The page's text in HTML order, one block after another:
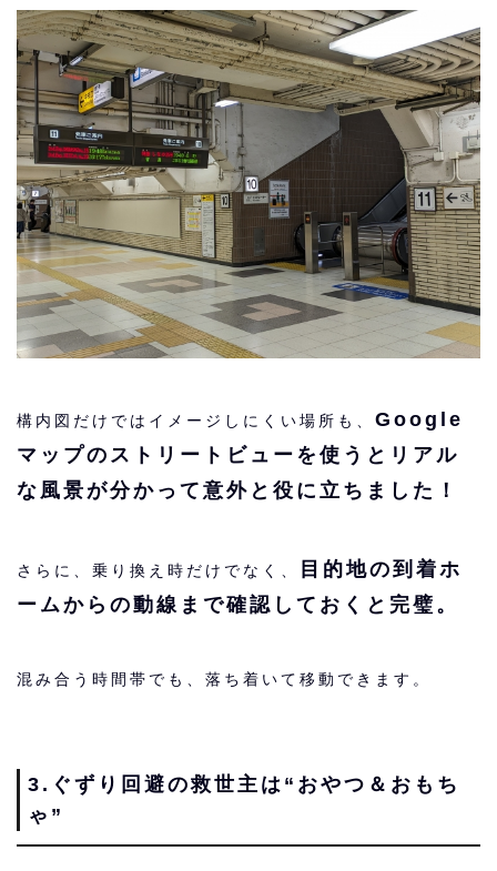
構内図だけではイメージしにくい場所も、 Google
マップのストリートビューを使うとリアル
な風景が分かって意外と役に立ちました！
さらに、乗り換え時だけでなく、
目的地の到着ホ
ームからの動線まで確認しておくと完璧。
混み合う時間帯でも、落ち着いて移動できます。
3.ぐずり回避の救世主は“おやつ＆おもち
ゃ”